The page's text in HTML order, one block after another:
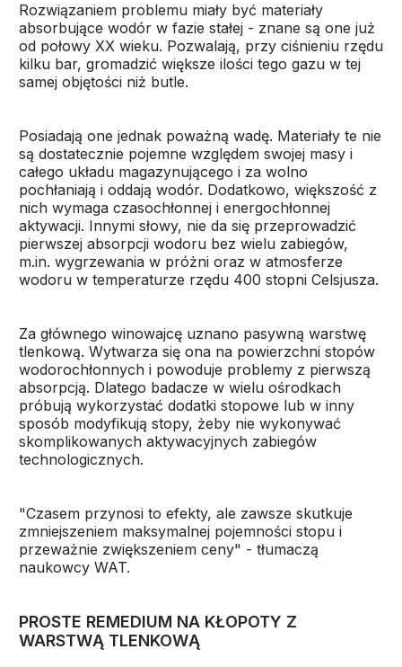
Rozwiązaniem problemu miały być materiały
absorbujące wodór w fazie stałej - znane są one już
od połowy XX wieku. Pozwalają, przy ciśnieniu rzędu
kilku bar, gromadzić większe ilości tego gazu w tej
samej objętości niż butle.
Posiadają one jednak poważną wadę. Materiały te nie
są dostatecznie pojemne względem swojej masy i
całego układu magazynującego i za wolno
pochłaniają i oddają wodór. Dodatkowo, większość z
nich wymaga czasochłonnej i energochłonnej
aktywacji. Innymi słowy, nie da się przeprowadzić
pierwszej absorpcji wodoru bez wielu zabiegów,
m.in. wygrzewania w próżni oraz w atmosferze
wodoru w temperaturze rzędu 400 stopni Celsjusza.
Za głównego winowajcę uznano pasywną warstwę
tlenkową. Wytwarza się ona na powierzchni stopów
wodorochłonnych i powoduje problemy z pierwszą
absorpcją. Dlatego badacze w wielu ośrodkach
próbują wykorzystać dodatki stopowe lub w inny
sposób modyfikują stopy, żeby nie wykonywać
skomplikowanych aktywacyjnych zabiegów
technologicznych.
"Czasem przynosi to efekty, ale zawsze skutkuje
zmniejszeniem maksymalnej pojemności stopu i
przeważnie zwiększeniem ceny" - tłumaczą
naukowcy WAT.
PROSTE REMEDIUM NA KŁOPOTY Z
WARSTWĄ TLENKOWĄ